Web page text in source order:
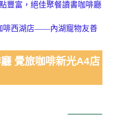
豐富，絕佳聚餐讀書咖啡廳
啡西湖店——內湖寵物友善
覺旅咖啡新光A4店